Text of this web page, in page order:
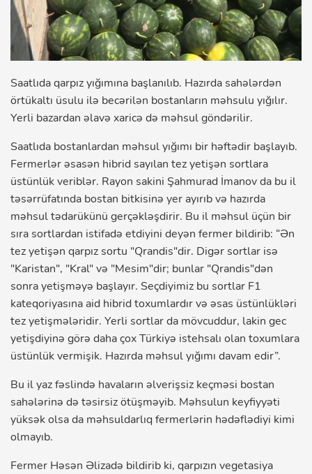
Saatlıda qarpız yığımına başlanılıb. Hazırda sahələrdən
örtükaltı üsulu ilə becərilən bostanların məhsulu yığılır.
Yerli bazardan əlavə xaricə də məhsul göndərilir.
Saatlıda bostanlardan məhsul yığımı bir həftədir başlayıb.
Fermerlər əsasən hibrid sayılan tez yetişən sortlara
üstünlük veriblər. Rayon sakini Şahmurad İmanov da bu il
təsərrüfatında bostan bitkisinə yer ayırıb və hazırda
məhsul tədarükünü gerçəkləşdirir. Bu il məhsul üçün bir
sıra sortlardan istifadə etdiyini deyən fermer bildirib: “Ən
tez yetişən qarpız sortu "Qrandis"dir. Digər sortlar isə
"Karistan", "Kral" və "Mesim"dir; bunlar "Qrandis"dən
sonra yetişməyə başlayır. Seçdiyimiz bu sortlar F1
kateqoriyasına aid hibrid toxumlardır və əsas üstünlükləri
tez yetişmələridir. Yerli sortlar da mövcuddur, lakin gec
yetişdiyinə görə daha çox Türkiyə istehsalı olan toxumlara
üstünlük vermişik. Hazırda məhsul yığımı davam edir”.
Bu il yaz fəslində havaların əlverişsiz keçməsi bostan
sahələrinə də təsirsiz ötüşməyib. Məhsulun keyfiyyəti
yüksək olsa da məhsuldarlıq fermerlərin hədəflədiyi kimi
olmayıb.
Fermer Həsən Əlizadə bildirib ki, qarpızın vegetasiya